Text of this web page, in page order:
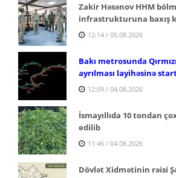
Zakir Həsənov HHM
infrastrukturuna baxış
12:14 / 05.08.2026
Bakı metrosunda
ayrılması layihəsinə
12:09 / 04.08.2026
İsmayıllıda 10 tondan
edilib
11:46 / 04.08.2026
Dövlət Xidmətinin rəisi